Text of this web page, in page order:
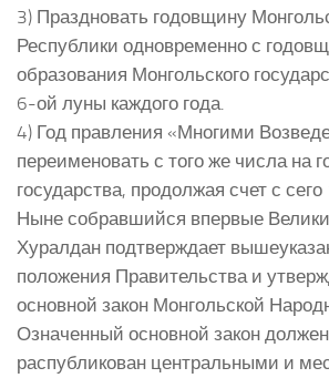
3) Праздновать годовщину
Республики одновременно с
образования Монгольского
6-ой луны каждого года.
4) Год правления «Многими
переименовать с того же числа на
государства, продолжая счет с сего
Ныне собравшийся впервые
Хуралдан подтверждает
положения Правительства и
основной закон Монгольской
Означенный основной закон
распубликован центральными и